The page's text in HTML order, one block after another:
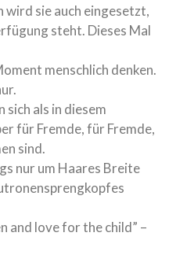
wird sie auch eingesetzt,
steht. Dieses Mal
menschlich denken.
sich als in diesem
für Fremde, für Fremde,
sind.
nur um Haares Breite
and love for the child” –